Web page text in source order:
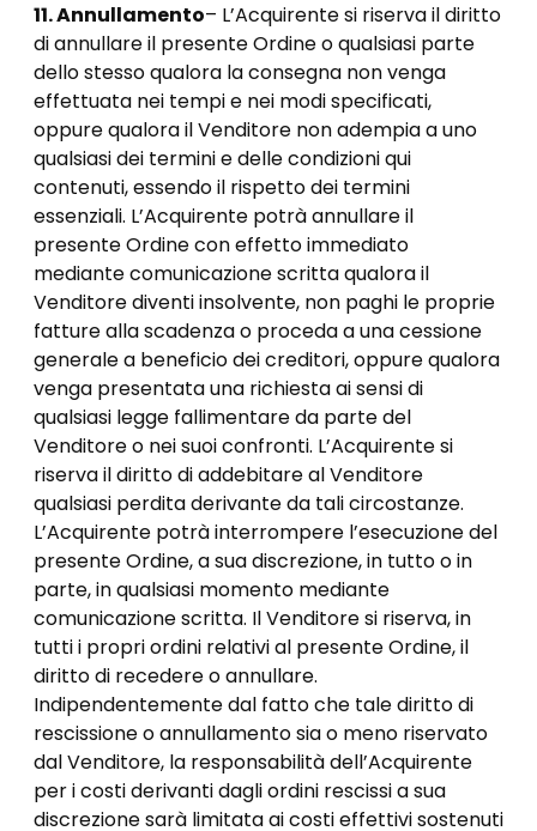
11. Annullamento– L’Acquirente si riserva il diritto
di annullare il presente Ordine o qualsiasi parte
dello stesso qualora la consegna non venga
effettuata nei tempi e nei modi specificati,
oppure qualora il Venditore non adempia a uno
qualsiasi dei termini e delle condizioni qui
contenuti, essendo il rispetto dei termini
essenziali. L’Acquirente potrà annullare il
presente Ordine con effetto immediato
mediante comunicazione scritta qualora il
Venditore diventi insolvente, non paghi le proprie
fatture alla scadenza o proceda a una cessione
generale a beneficio dei creditori, oppure qualora
venga presentata una richiesta ai sensi di
qualsiasi legge fallimentare da parte del
Venditore o nei suoi confronti. L’Acquirente si
riserva il diritto di addebitare al Venditore
qualsiasi perdita derivante da tali circostanze.
L’Acquirente potrà interrompere l’esecuzione del
presente Ordine, a sua discrezione, in tutto o in
parte, in qualsiasi momento mediante
comunicazione scritta. Il Venditore si riserva, in
tutti i propri ordini relativi al presente Ordine, il
diritto di recedere o annullare.
Indipendentemente dal fatto che tale diritto di
rescissione o annullamento sia o meno riservato
dal Venditore, la responsabilità dell’Acquirente
per i costi derivanti dagli ordini rescissi a sua
discrezione sarà limitata ai costi effettivi sostenuti